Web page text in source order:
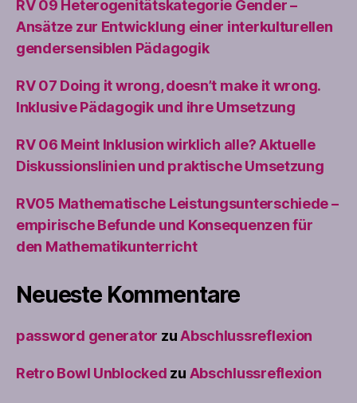
RV 09 Heterogenitätskategorie Gender –
Ansätze zur Entwicklung einer interkulturellen
gendersensiblen Pädagogik
RV 07 Doing it wrong, doesn’t make it wrong.
Inklusive Pädagogik und ihre Umsetzung
RV 06 Meint Inklusion wirklich alle? Aktuelle
Diskussionslinien und praktische Umsetzung
RV05 Mathematische Leistungsunterschiede –
empirische Befunde und Konsequenzen für
den Mathematikunterricht
Neueste Kommentare
password generator zuAbschlussreflexion
Retro Bowl Unblocked zu Abschlussreflexion